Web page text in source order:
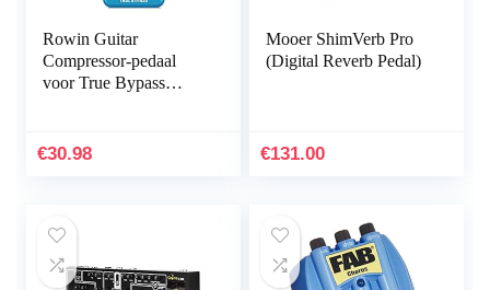
Rowin Guitar
Compressor-pedaal
voor True Bypass
Comp gitaareffecten
€30.98
Mooer ShimVerb Pro
(Digital Reverb Pedal)
€131.00